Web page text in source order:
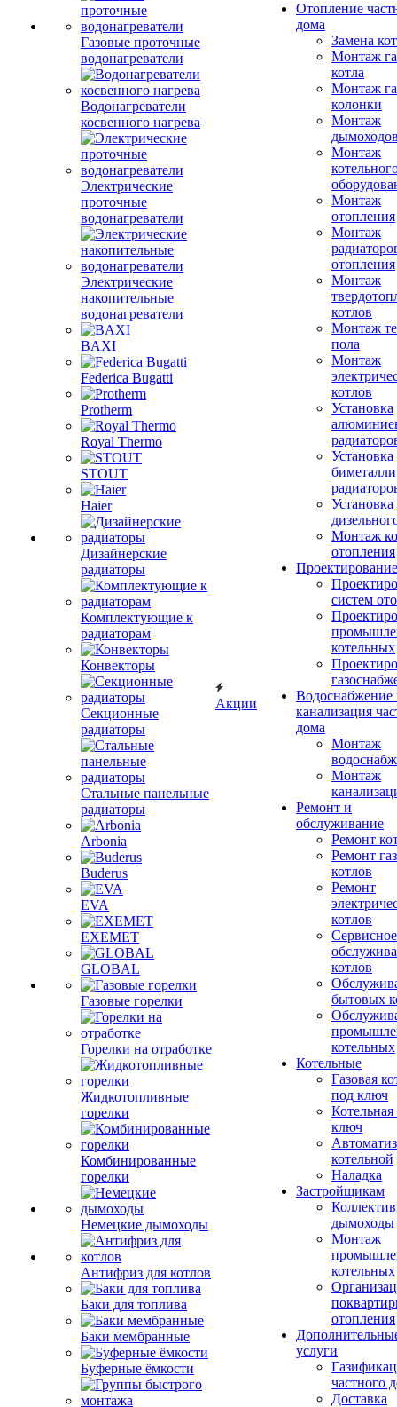
Газовые проточные
водонагреватели
Водонагреватели
косвенного нагрева
Электрические
проточные
водонагреватели
Электрические
накопительные
водонагреватели
BAXI
Federica Bugatti
Protherm
Royal Thermo
STOUT
Haier
Дизайнерские
радиаторы
Комплектующие к
радиаторам
Конвекторы
Секционные
радиаторы
Стальные панельные
радиаторы
Arbonia
Buderus
EVA
EXEMET
GLOBAL
Газовые горелки
Горелки на отработке
Жидкотопливные
горелки
Комбинированные
горелки
Немецкие дымоходы
Антифриз для котлов
Баки для топлива
Баки мембранные
Буферные ёмкости
Акции
Отопление
дома
Замена
Монтаж
котла
Монтаж
колонки
Монтаж
Монтаж
Монтаж
отопления
Монтаж
отопления
Монтаж
котлов
Монтаж
пола
Монтаж
котлов
Установка
Установка
Установка
Монтаж
отопления
Проектирование
систем
котельных
Водоснабжение
канализация
дома
Монтаж
Монтаж
Ремонт и
обслуживание
Ремонт
Ремонт
котлов
Ремонт
котлов
Сервисное
котлов
бытовых
котельных
Котельные
Газовая
под ключ
ключ
котельной
Наладка
Застройщикам
дымоходы
Монтаж
котельных
отопления
услуги
частного
Доставка